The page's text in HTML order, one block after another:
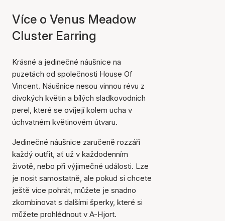
Více o Venus Meadow
Cluster Earring
Krásné a jedinečné náušnice na
puzetách od společnosti House Of
Vincent. Náušnice nesou vinnou révu z
divokých květin a bílých sladkovodních
perel, které se ovíjejí kolem ucha v
úchvatném květinovém útvaru.
Jedinečné náušnice zaručeně rozzáří
každý outfit, ať už v každodenním
životě, nebo při výjimečné události. Lze
je nosit samostatně, ale pokud si chcete
ještě více pohrát, můžete je snadno
zkombinovat s dalšími šperky, které si
můžete prohlédnout v A-Hjort.